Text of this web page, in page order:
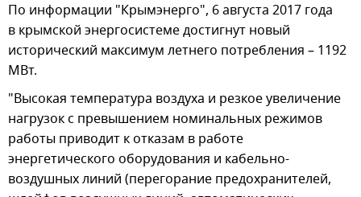
По информации "Крымэнерго", 6 августа 2017 года
в крымской энергосистеме достигнут новый
исторический максимум летнего потребления – 1192
МВт.
"Высокая температура воздуха и резкое увеличение
нагрузок с превышением номинальных режимов
работы приводит к отказам в работе
энергетического оборудования и кабельно-
воздушных линий (перегорание предохранителей,